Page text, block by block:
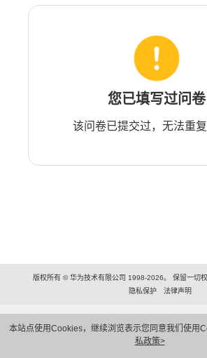
本站点使用Cookies，继续浏览表示您同意我们使用
私政策>
您已填写过问卷
该问卷已提交过，无法重复
版权所有 © 华为技术有限公司 1998-2026。 保留一切
隐私保护
法律声明